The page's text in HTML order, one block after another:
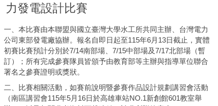
力發電設計比賽
一、本比賽由本聯盟與國立臺灣大學水工所共同主辦、台灣電力
公司東部發電廠協辦。報名自即日起至115年6月13日截止，實體
初賽比賽預計分別於7/14南部場、7/15中部場及7/17北部場（暫
訂）；所有完成參賽隊員皆頒予由教育部等主辦與指導單位聯合
署名之參賽證明或獎狀。
二、比賽相關活動，如賽前說明暨參賽作品設計規劃講習會活動
（南區講習會115年5月16日於高雄車站NO.1新創館601教室舉